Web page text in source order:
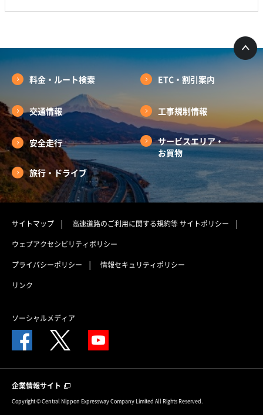
料金・ルート検索 ETC・割引案内
交通情報 工事規制情報
安全走行
サービスエリア・
お買物
旅行・ドライブ
サイトマップ 高速道路のご利用に関する規約等サイトポリシー
ウェブアクセシビリティポリシー
プライバシーポリシー
情報セキュリティポリシー
リンク
ソーシャルメディア
企業情報サイト
Copyright © Central Nippon Expressway Company Limited All Rights Reserved.